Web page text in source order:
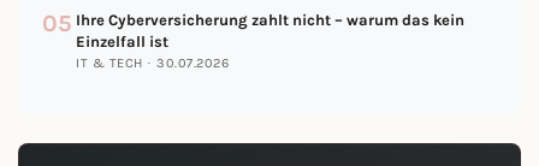
05 Ihre Cyberversicherung zahlt nicht – warum das kein
Einzelfall ist
IT & TECH · 30.07.2026